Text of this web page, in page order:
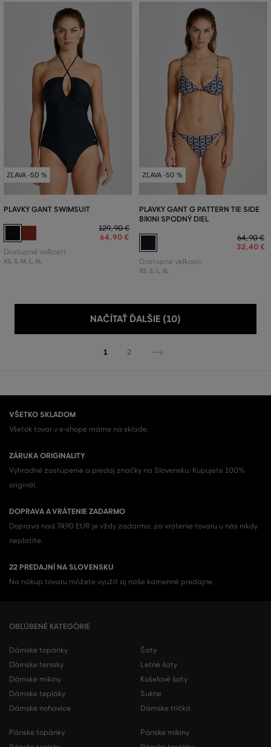
ZĽAVA -50 %
PLAVKY GANT SWIMSUIT
129,90 €
64,90 €
Dostupné veľkosti:
XS, S, M, L, XL
ZĽAVA -50 %
PLAVKY GANT G PATTERN TIE SIDE
BIKINI SPODNÝ DIEL
64,90 €
32,40 €
Dostupné veľkosti:
XS, S, L, XL
NAČÍTAŤ ĎALŠIE (10)
1 2
VŠETKO SKLADOM
Všetok tovar v e-shope máme na sklade.
ZÁRUKA ORIGINALITY
Výhradné zastúpenie a predaj značky na Slovensku. Kupujete 100%
originál.
DOPRAVA A VRÁTENIE ZADARMO
Doprava nad 74,90 EUR je vždy zadarmo, za vrátenie tovaru u nás nikdy
neplatíte.
22 PREDAJNÍ NA SLOVENSKU
Na nákup tovaru môžete využiť aj naše kamenné predajne.
OBĽÚBENÉ KATEGÓRIE
Dámske topánky
Dámske tenisky
Dámske mikiny
Dámske tepláky
Dámske nohavice
Šaty
Letné šaty
Košeľové šaty
Sukne
Dámske tričká
Pánske topánky
Pánske mikiny